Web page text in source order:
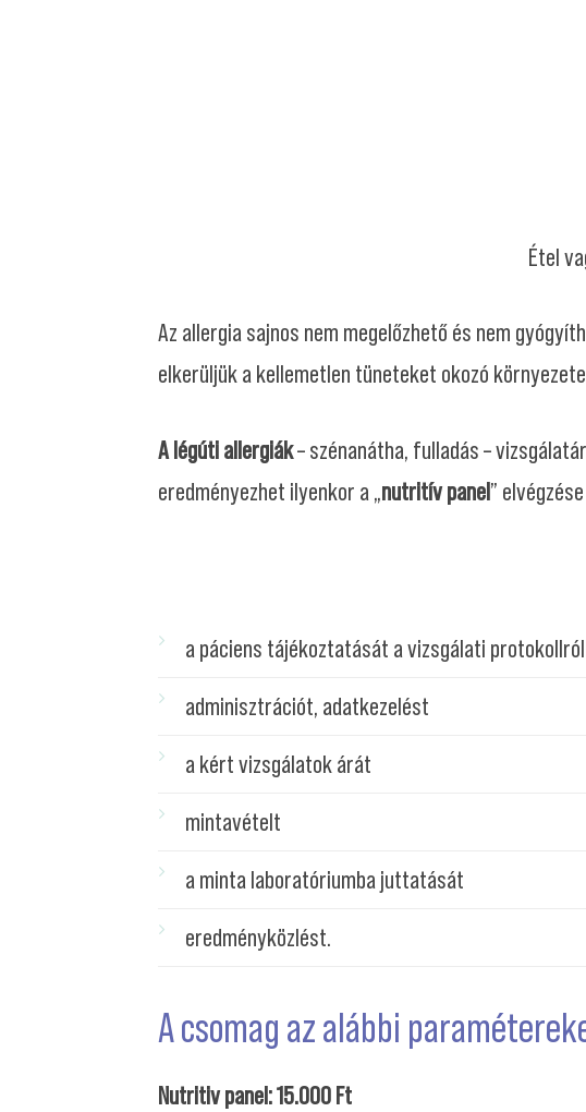
Étel
Az allergia sajnos nem megelőzhető és nem
elkerüljük a kellemetlen tüneteket okozó
A légúti allergiák– szénanátha, fulladás –
eredményezhet ilyenkor a „nutritív panel”
a páciens tájékoztatását a vizsgálati protokollról
adminisztrációt, adatkezelést
a kért vizsgálatok árát
mintavételt
a minta laboratóriumba juttatását
eredményközlést.
A csomag az alábbi
Nutritiv panel: 15.000 Ft